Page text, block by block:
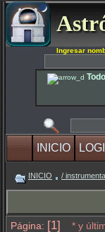
Ingresar
INICIO
INICIO /
Página: [1] * y